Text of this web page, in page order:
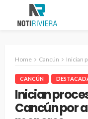
Home Cancún Inician
CANCÚN
Inician
Cancún por